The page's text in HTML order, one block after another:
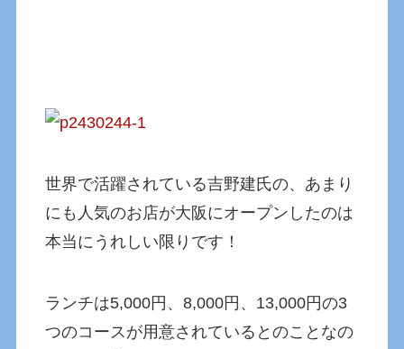
世界で活躍されている吉野建氏の、あまり
にも人気のお店が大阪にオープンしたのは
本当にうれしい限りです！
ランチは5,000円、8,000円、13,000円の3
つのコースが用意されているとのことなの